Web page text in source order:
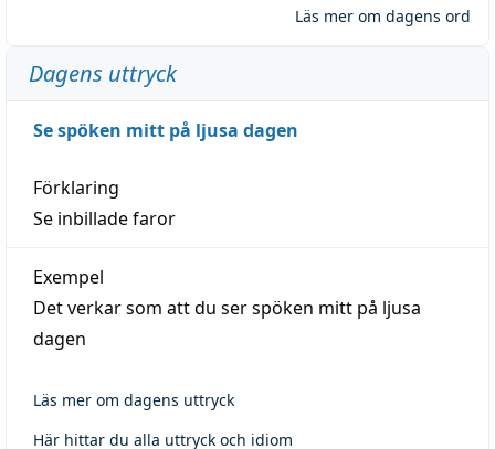
Läs mer om dagens ord
Dagens uttryck
Se spöken mitt på ljusa dagen
Förklaring
Se inbillade faror
Exempel
Det verkar som att du ser spöken mitt på ljusa
dagen
Läs mer om dagens uttryck
Här hittar du alla uttryck och idiom